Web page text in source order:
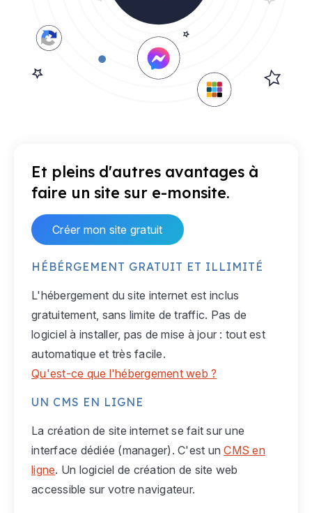
Et pleins d'autres avantages à
faire un site sur e-monsite.
Créer mon site gratuit
HÉBÉRGEMENT GRATUIT ET ILLIMITÉ
L'hébergement du site internet est inclus
gratuitement, sans limite de traffic. Pas de
logiciel à installer, pas de mise à jour : tout est
automatique et très facile.
Qu'est-ce que l'hébergement web ?
UN CMS EN LIGNE
La création de site internet se fait sur une
interface dédiée (manager). C'est unCMS en
ligne. Un logiciel de création de site web
accessible sur votre navigateur.